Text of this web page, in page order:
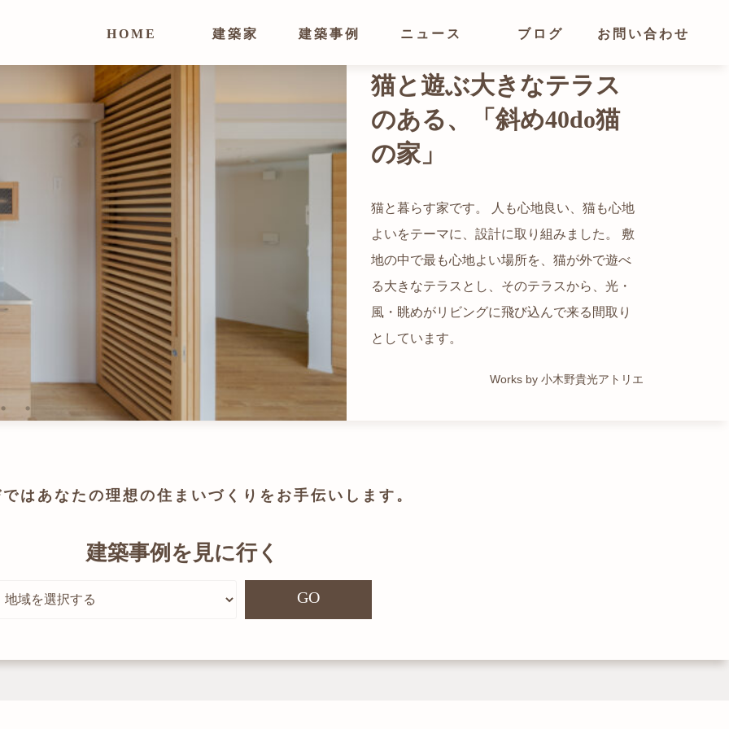
HOME 建築家 建築事例 ニュース ブログ お問い合わせ
猫と暮らす家です。 人も心地良い、猫も心地
よいをテーマに、設計に取り組みました。 敷
地の中で最も心地よい場所を、猫が外で遊べ
る大きなテラスとし、そのテラスから、光・
風・眺めがリビングに飛び込んで来る間取り
としています。
Works by 小木野貴光アトリエ
光が溢れ、広がりある
都心でありながらも緑の多いエリアです。 そ
の緑の借景も取り入れること、窓の配置を工
夫することで、光を取り入れながらも、カー
テンを閉じずに生活できる様設計していま
す。
Works by トレイルアーキテクツ 一級建築士事務所
自然の中の岩山を切り開いて造った、ワイル
ドなゲストハウスをイメージした空間が広が
る都市型住宅です。
Works by ZAG空間設計舎
かつての機織り工場が、その趣を残しつつ孫
世帯の住居へと蘇りました。
Works by ZAG空間設計舎
は あなたの理想の住まいづくりを お手伝いします。
建築事例を見に行く
GO